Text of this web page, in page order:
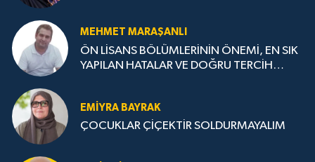
MEHMET MARAŞANLI
ÖN LİSANS BÖLÜMLERİNİN ÖNEMİ, EN SIK
YAPILAN HATALAR VE DOĞRU TERCİH
EMIYRA BAYRAK
ÇOCUKLAR ÇİÇEKTİR SOLDURMAYALIM